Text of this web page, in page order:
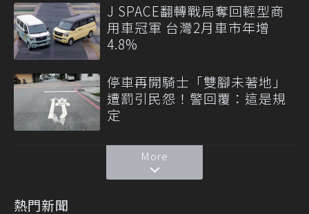
J SPACE翻轉戰局奪回輕型商
用車冠軍 台灣2月車市年增
4.8%
停車再開騎士「雙腳未著地」
遭罰引民怨！警回覆：這是規
定
More
熱門新聞